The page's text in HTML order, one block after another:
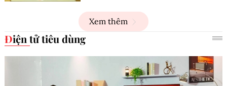
Xem thêm
Điện tử tiêu dùng